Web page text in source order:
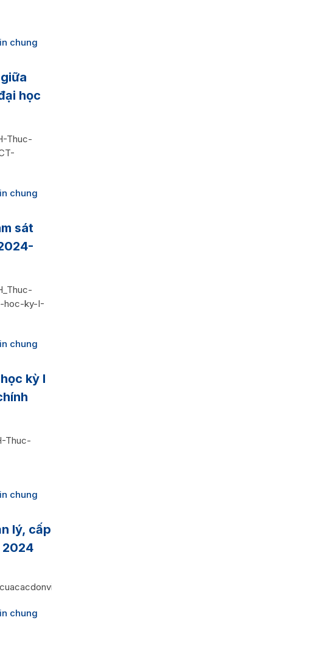
chung
học
Thuc-
chung
sát
hoc-ky-I-
chung
kỳ I
Thuc-
chung
lý, cấp
2024
chung